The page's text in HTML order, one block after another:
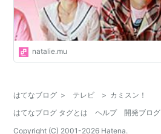
natalie.mu
はてなブログ > テレビ > カミスン！
はてなブログ タグとは
ヘルプ 開発ブログ
Copyright (C) 2001-2026 Hatena.